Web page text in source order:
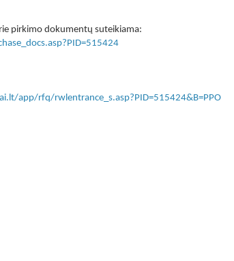
pirkimo dokumentų suteikiama:
app/rfq/rwlentrance_s.asp?PID=515424&B=PPO